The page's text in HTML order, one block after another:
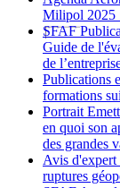
Milipol 2025
SFAF
Guide de
de
Publications
formations
Portrait
en quoi son
des grandes
Avis d'expert
ruptures